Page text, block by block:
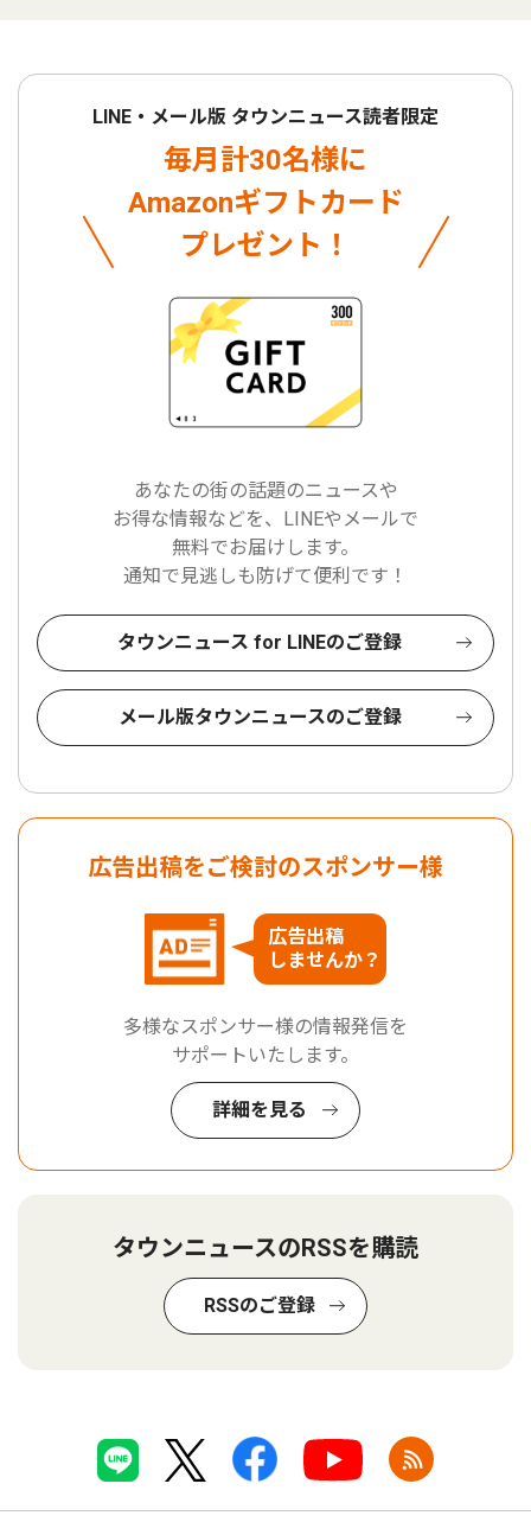
LINE・メール版 タウンニュース読者限定
毎月計30名様に
Amazonギフトカード
プレゼント！
あなたの街の話題のニュースや
お得な情報などを、LINEやメールで
無料でお届けします。
通知で見逃しも防げて便利です！
タウンニュース for LINEのご登録
メール版タウンニュースのご登録
広告出稿をご検討のスポンサー様
広告出稿
しませんか？
多様なスポンサー様の情報発信を
サポートいたします。
詳細を見る
タウンニュースのRSSを購読
RSSのご登録